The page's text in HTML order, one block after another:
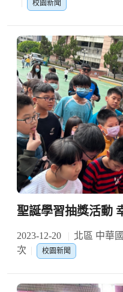
校園新聞
聖誕學習抽獎活動
2023-12-20 北區 中華
次
校園新聞